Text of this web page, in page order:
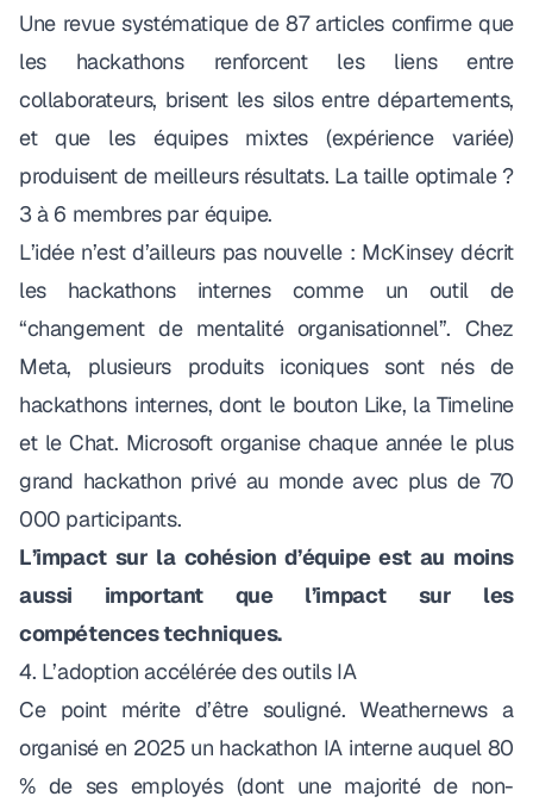
Une revue systématique de 87 articlesconfirme que
les hackathons renforcent les liens entre
collaborateurs, brisent les silos entre départements,
et que les équipes mixtes (expérience variée)
produisent de meilleurs résultats. La taille optimale ?
3 à 6 membres par équipe.
L’idée n’est d’ailleurs pas nouvelle : McKinsey décrit
les hackathons internes comme un outil de
“changement de mentalité organisationnel”. Chez
Meta, plusieurs produits iconiques sont nés de
hackathons internes, dont le bouton Like, la Timeline
et le Chat. Microsoft organise chaque année le plus
grand hackathon privé au mondeavec plus de 70
000 participants.
L’impact sur la cohésion d’équipe est au moins
aussi important que l’impact sur les
compétences techniques.
4. L’adoption accélérée des outils IA
Ce point mérite d’être souligné.Weathernews a
organisé en 2025 un hackathon IA interneauquel 80
% de ses employés (dont une majorité de non-